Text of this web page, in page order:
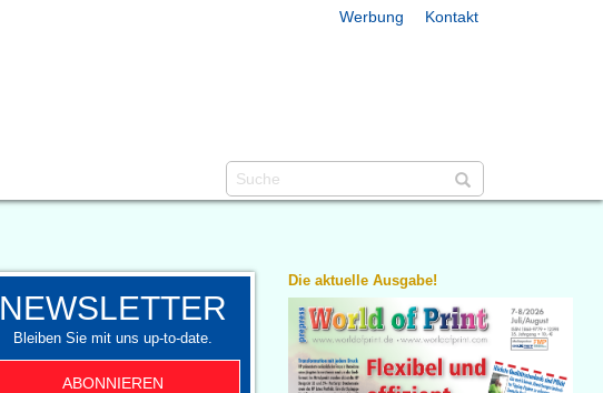
Werbung Kontakt
NEWSLETTER
Bleiben Sie mit uns up-to-date.
ABONNIEREN
Die aktuelle Ausgabe!